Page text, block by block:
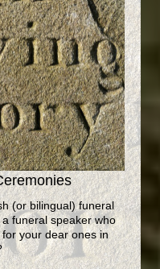
(or bilingual) funeral
funeral speaker who
your dear ones in